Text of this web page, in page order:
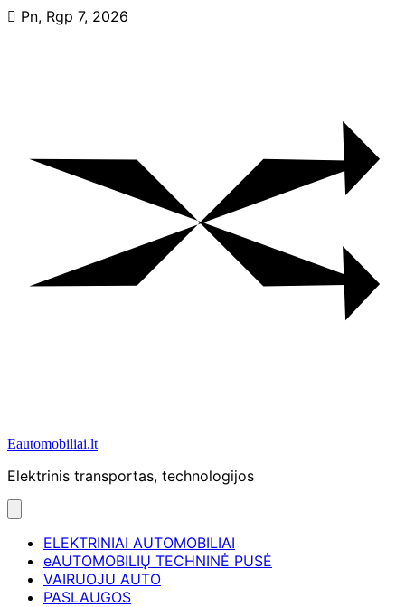
SkipPn, Rgp 7, 2026
Eautomobiliai.lt
Elektrinis transportas, technologijos
ELEKTRINIAI AUTOMOBILIAI
eAUTOMOBILIŲ TECHNINĖ PUSĖ
VAIRUOJU AUTO
PASLAUGOS